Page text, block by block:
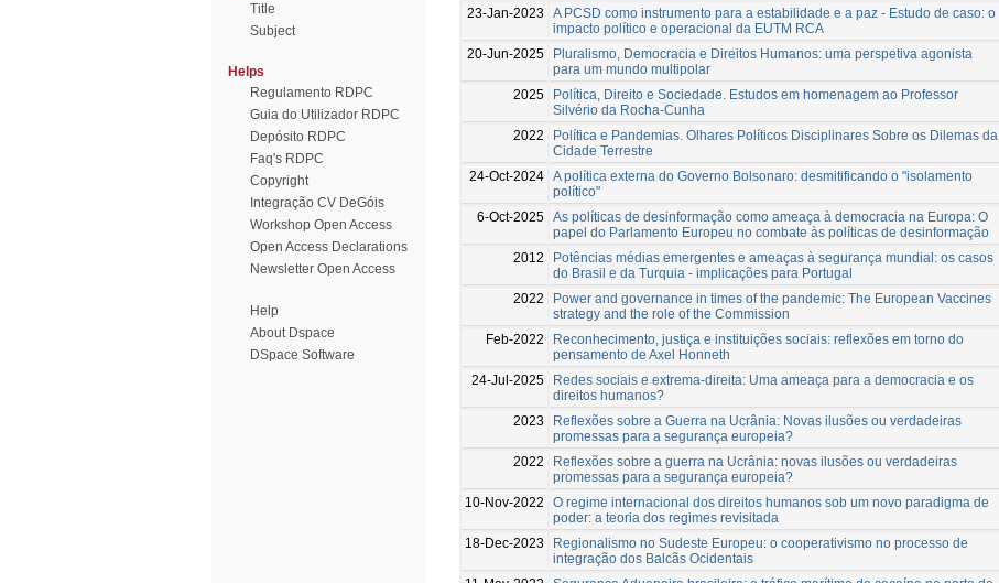
Title
Subject
Helps
Regulamento RDPC
Guia do Utilizador RDPC
Depósito RDPC
Faq's RDPC
Copyright
Integração CV DeGóis
Workshop Open Access
Open Access Declarations
Newsletter Open Access
Help
About Dspace
DSpace Software
23-Jan-2023
A PCSD como instrumento para a estabilidade e a paz - Estudo de caso: o
impacto político e operacional da EUTM RCA
20-Jun-2025
Pluralismo, Democracia e Direitos Humanos: uma perspetiva agonista
para um mundo multipolar
2025
Política, Direito e Sociedade. Estudos em homenagem ao Professor
Silvério da Rocha-Cunha
2022
Política e Pandemias. Olhares Políticos Disciplinares Sobre os Dilemas da
Cidade Terrestre
24-Oct-2024 A política externa do Governo Bolsonaro: desmitificando o "isolamento
político"
6-Oct-2025 As políticas de desinformação como ameaça à democracia na Europa: O
papel do Parlamento Europeu no combate às políticas de desinformação
2012
Potências médias emergentes e ameaças à segurança mundial: os casos
do Brasil e da Turquia - implicações para Portugal
2022
Power and governance in times of the pandemic: The European Vaccines
strategy and the role of the Commission
Feb-2022
Reconhecimento, justiça e instituições sociais: reflexões em torno do
pensamento de Axel Honneth
24-Jul-2025
Redes sociais e extrema-direita: Uma ameaça para a democracia e os
direitos humanos?
2023
Reflexões sobre a Guerra na Ucrânia: Novas ilusões ou verdadeiras
promessas para a segurança europeia?
2022
Reflexões sobre a guerra na Ucrânia: novas ilusões ou verdadeiras
promessas para a segurança europeia?
10-Nov-2022
O regime internacional dos direitos humanos sob um novo paradigma de
poder: a teoria dos regimes revisitada
18-Dec-2023
Regionalismo no Sudeste Europeu: o cooperativismo no processo de
integração dos Balcãs Ocidentais